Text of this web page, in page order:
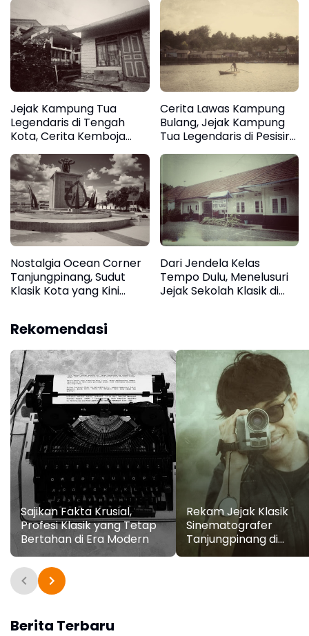
Dompak
Jejak Kampung Tua
Legendaris di Tengah
Kota, Cerita Kemboja
Tanjungpinang dalam
Lintasan Waktu
Cerita Lawas Kampung
Bulang, Jejak Kampung
Tua Legendaris di Pesisir
Timur Tanjungpinang
Nostalgia Ocean Corner
Tanjungpinang, Sudut
Klasik Kota yang Kini
Dari Jendela Kelas
Tempo Dulu, Menelusuri
Jejak Sekolah Klasik di
Rekomendasi
Sajikan Fakta Krusial,
Profesi Klasik yang Tetap
Bertahan di Era Modern
Rekam Jejak Klasik
Sinematografer
Tanjungpinang di
Panggung Sinema
Berita Terbaru